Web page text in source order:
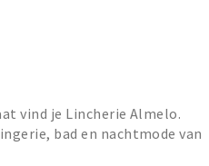
vind je Lincherie Almelo.
bad en nachtmode van